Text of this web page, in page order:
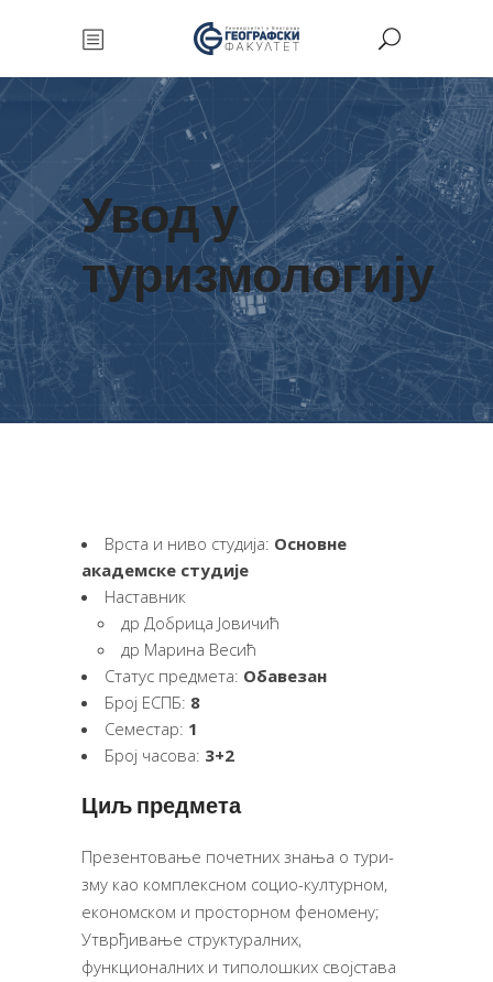
Увод у
туризмологију
Врста и ниво студија: Основне
академске студије
Наставник
др Добрица Јовичић
др Марина Весић
Статус предмета: Обавезан
Број ЕСПБ: 8
Семестар: 1
Број часова: 3+2
Циљ предмета
Презентовање по­чет­них зна­ња о ту­ри­
зму као комплексном социо-културном,
економском и просторном феномену;
Утврђивање структуралних,
функционалних и типолошких својстава